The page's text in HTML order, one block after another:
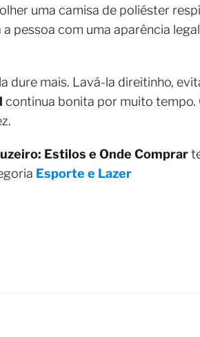
uma camisa de poliéster
pessoa com uma aparência
dure mais. Lavá-la direitinho,
continua bonita por muito
Estilos e Onde Comprar
Esporte e Lazer